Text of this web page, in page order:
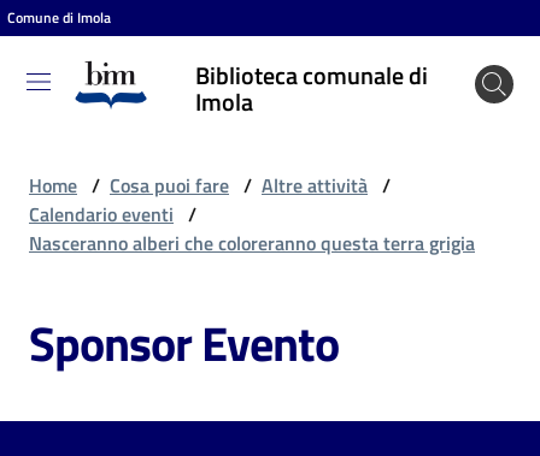
Vai al contenuto
Vai alla navigazione
Vai al footer
Comune di Imola
Biblioteca comunale di
Imola
Biblioteca
comunale
Cosa
fare
Home / Cosa puoi fare / Altre attività /
Calendario eventi /
Nasceranno alberi che coloreranno questa terra grigia
Sponsor Evento